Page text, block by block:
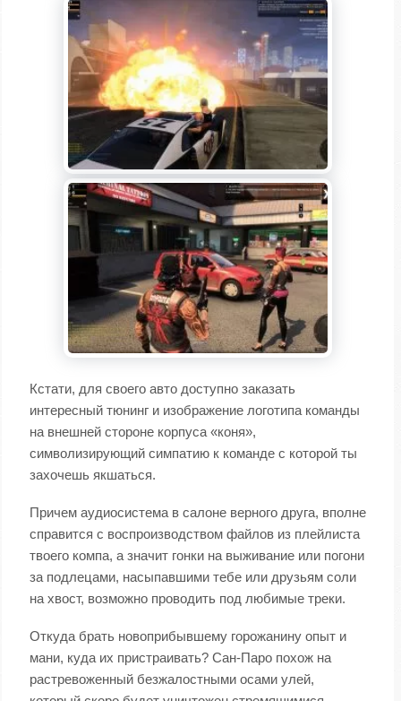
Кстати, для своего авто доступно заказать
интересный тюнинг и изображение логотипа команды
на внешней стороне корпуса «коня»,
символизирующий симпатию к команде с которой ты
захочешь якшаться.
Причем аудиосистема в салоне верного друга, вполне
справится с воспроизводством файлов из плейлиста
твоего компа, а значит гонки на выживание или погони
за подлецами, насыпавшими тебе или друзьям соли
на хвост, возможно проводить под любимые треки.
Откуда брать новоприбывшему горожанину опыт и
мани, куда их пристраивать? Сан-Паро похож на
растревоженный безжалостными осами улей,